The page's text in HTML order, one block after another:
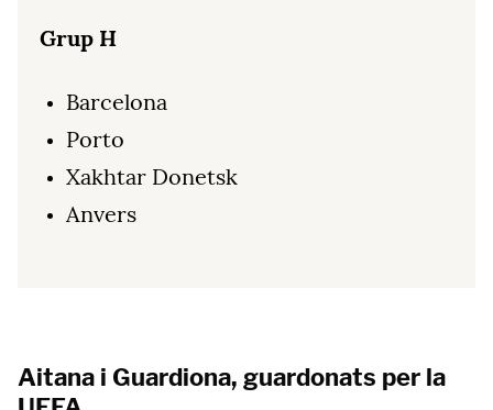
Grup H
Barcelona
Porto
Xakhtar Donetsk
Anvers
Aitana i Guardiona, guardonats per la